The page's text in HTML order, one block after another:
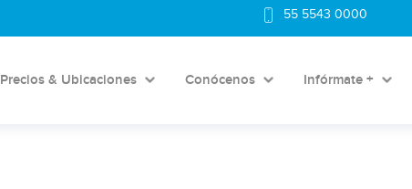
55 5543 0000
Precios & Ubicaciones Conócenos Infórmate +